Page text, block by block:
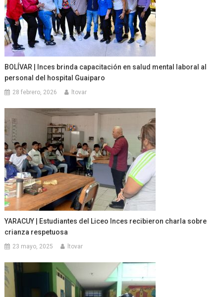
BOLÍVAR | Inces brinda capacitación en salud mental laboral al
personal del hospital Guaiparo
28 febrero, 2026 ltovar
YARACUY | Estudiantes del Liceo Inces recibieron charla sobre
crianza respetuosa
23 mayo, 2025 ltovar